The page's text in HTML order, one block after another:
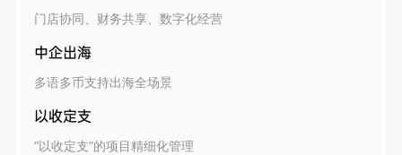
门店协同、财务共享、数字化经营
中企出海
多语多币支持出海全场景
以收定支
“以收定支”的项目精细化管理